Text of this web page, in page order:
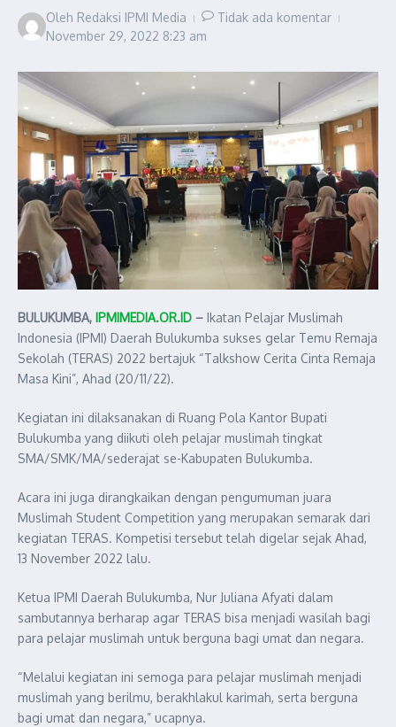
Oleh Redaksi IPMI Media
Tidak ada komentar
November 29, 2022 8:23 am
BULUKUMBA, IPMIMEDIA.OR.ID – Ikatan Pelajar Muslimah
Indonesia (IPMI) Daerah Bulukumba sukses gelar Temu Remaja
Sekolah (TERAS) 2022 bertajuk “Talkshow Cerita Cinta Remaja
Masa Kini”, Ahad (20/11/22).
Kegiatan ini dilaksanakan di Ruang Pola Kantor Bupati
Bulukumba yang diikuti oleh pelajar muslimah tingkat
SMA/SMK/MA/sederajat se-Kabupaten Bulukumba.
Acara ini juga dirangkaikan dengan pengumuman juara
Muslimah Student Competition yang merupakan semarak dari
kegiatan TERAS. Kompetisi tersebut telah digelar sejak Ahad,
13 November 2022 lalu.
Ketua IPMI Daerah Bulukumba, Nur Juliana Afyati dalam
sambutannya berharap agar TERAS bisa menjadi wasilah bagi
para pelajar muslimah untuk berguna bagi umat dan negara.
“Melalui kegiatan ini semoga para pelajar muslimah menjadi
muslimah yang berilmu, berakhlakul karimah, serta berguna
bagi umat dan negara,” ucapnya.